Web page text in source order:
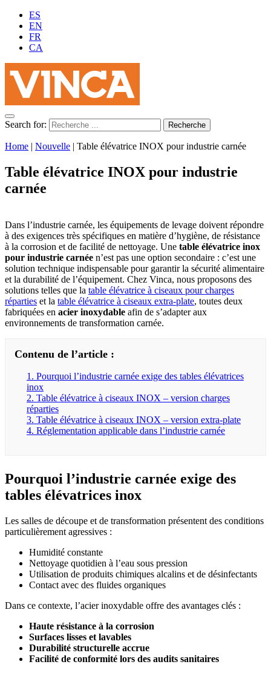
ES
EN
FR
CA
Search for:
Home | Nouvelle | Table élévatrice INOX pour industrie carnée
Table élévatrice INOX pour industrie
carnée
Dans l’industrie carnée, les équipements de levage doivent répondre
à des exigences très spécifiques en matière d’hygiène, de résistance
à la corrosion et de facilité de nettoyage. Une table élévatrice inox
pour industrie carnée n’est pas une option secondaire : c’est une
solution technique indispensable pour garantir la sécurité alimentaire
et la durabilité de l’équipement. Chez Vinca, nous proposons des
solutions telles que la table élévatrice à ciseaux pour charges
réparties et la table élévatrice à ciseaux extra-plate, toutes deux
fabriquées en acier inoxydable afin de s’adapter aux
environnements de transformation carnée.
Contenu de l’article :
1. Pourquoi l’industrie carnée exige des tables élévatrices
inox
2. Table élévatrice à ciseaux INOX – version charges
réparties
3. Table élévatrice à ciseaux INOX – version extra-plate
4. Réglementation applicable dans l’industrie carnée
Pourquoi l’industrie carnée exige des
tables élévatrices inox
Les salles de découpe et de transformation présentent des conditions
particulièrement agressives :
Humidité constante
Nettoyage quotidien à l’eau sous pression
Utilisation de produits chimiques alcalins et de désinfectants
Contact avec des fluides organiques
Dans ce contexte, l’acier inoxydable offre des avantages clés :
Haute résistance à la corrosion
Surfaces lisses et lavables
Durabilité structurelle accrue
Facilité de conformité lors des audits sanitaires